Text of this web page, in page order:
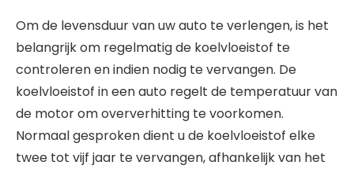
Om de levensduur van uw auto te verlengen, is het
belangrijk om regelmatig de koelvloeistof te
controleren en indien nodig te vervangen. De
koelvloeistof in een auto regelt de temperatuur van
de motor om oververhitting te voorkomen.
Normaal gesproken dient u de koelvloeistof elke
twee tot vijf jaar te vervangen, afhankelijk van het